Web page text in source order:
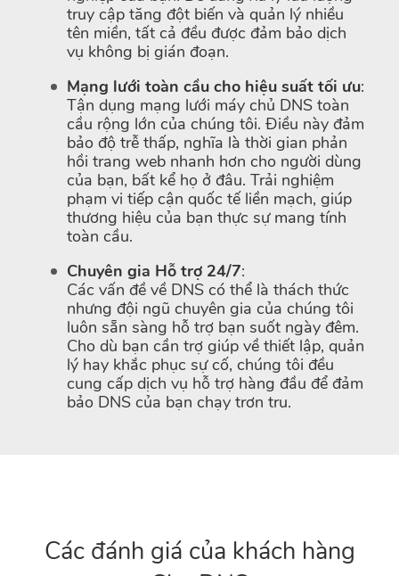
truy cập tăng đột biến và quản lý nhiều
tên miền, tất cả đều được đảm bảo dịch
vụ không bị gián đoạn.
Mạng lưới toàn cầu cho hiệu suất tối ưu:
Tận dụng mạng lưới máy chủ DNS toàn
cầu rộng lớn của chúng tôi. Điều này đảm
bảo độ trễ thấp, nghĩa là thời gian phản
hồi trang web nhanh hơn cho người dùng
của bạn, bất kể họ ở đâu. Trải nghiệm
phạm vi tiếp cận quốc tế liền mạch, giúp
thương hiệu của bạn thực sự mang tính
toàn cầu.
Chuyên gia Hỗ trợ 24/7:
Các vấn đề về DNS có thể là thách thức
nhưng đội ngũ chuyên gia của chúng tôi
luôn sẵn sàng hỗ trợ bạn suốt ngày đêm.
Cho dù bạn cần trợ giúp về thiết lập, quản
lý hay khắc phục sự cố, chúng tôi đều
cung cấp dịch vụ hỗ trợ hàng đầu để đảm
bảo DNS của bạn chạy trơn tru.
Các đánh giá của khách hàng